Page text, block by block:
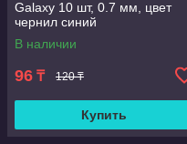
Galaxy 10 шт, 0.7 мм, цвет
чернил синий
В наличии
96 ₸ 120 ₸
Купить